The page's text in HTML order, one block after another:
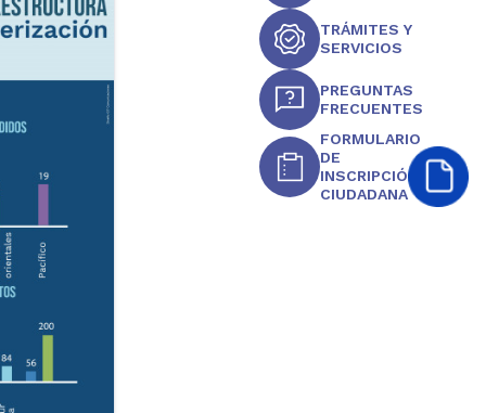
TRÁMITES Y
SERVICIOS
PREGUNTAS
FRECUENTES
FORMULARIO
DE
INSCRIPCIÓN
CIUDADANA